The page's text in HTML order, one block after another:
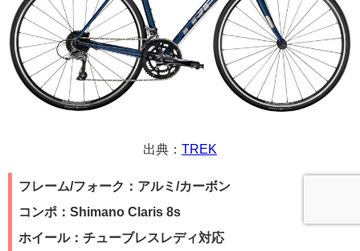
出典： TREK
フレーム/フォーク：アルミ/カーボン
コンポ：Shimano Claris 8s
ホイール：チューブレスレディ対応